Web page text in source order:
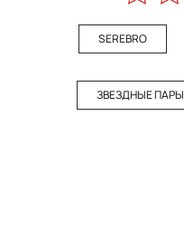
SEREBRO
ЗВЕЗДНЫЕ ПАРЫ